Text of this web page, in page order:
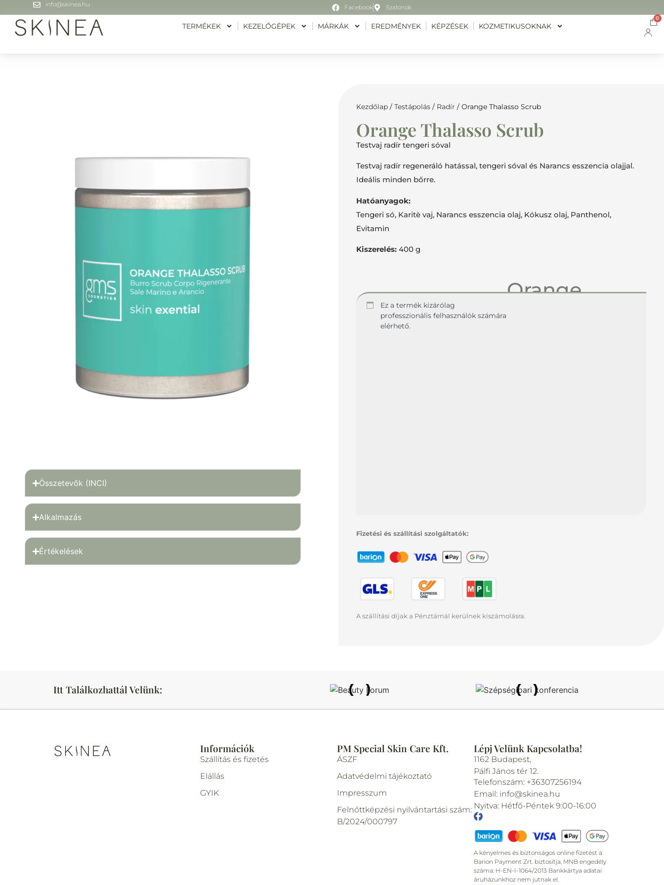
info@skinea.hu Facebook Szalonok
TERMÉKEK KEZELŐGÉPEK MÁRKÁK EREDMÉNYEK KÉPZÉSEK KOZMETIKUSOKNAK
0
Összetevők (INCI)
Alkalmazás
Értékelések
Kezdőlap /Testápolás / Radír / Orange Thalasso Scrub
Orange Thalasso Scrub
Testvaj radír tengeri sóval
Testvaj radír regeneráló hatással, tengeri sóval és Narancs esszencia olajjal.
Ideális minden bőrre.
Hatóanyagok:
Tengeri só, Karitè vaj, Narancs esszencia olaj, Kókusz olaj, Panthenol,
Evitamin
Kiszerelés: 400 g
Orange
Ez a termék kizárólag
professzionális felhasználók számára
elérhető.
Fizetési és szállítási szolgáltatók:
A szállítási díjak a Pénztárnál kerülnek kiszámolásra.
Itt Találkozhattál Velünk:
Információk
Szállítás és fizetés
Elállás
GYIK
PM Special Skin Care Kft.
ÁSZF
Adatvédelmi tájékoztató
Impresszum
Felnőttképzési nyilvántartási szám:
B/2024/000797
Lépj Velünk Kapcsolatba!
1162 Budapest,
Pálfi János tér 12.
Telefonszám: +36307256194
Email: info@skinea.hu
Nyitva: Hétfő-Péntek 9:00-16:00
A kényelmes és biztonságos online fizetést a
Barion Payment Zrt. biztosítja, MNB engedély
száma: H-EN-I-1064/2013 Bankkártya adatai
áruházunkhoz nem jutnak el.